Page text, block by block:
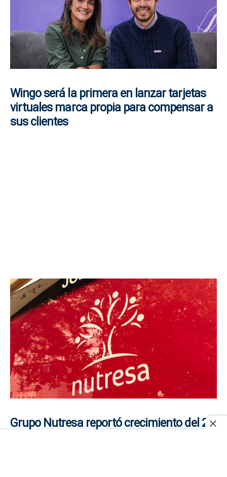
Wingo será la primera en lanzar tarjetas
virtuales marca propia para compensar a
sus clientes
Grupo Nutresa reportó crecimiento del 2,4